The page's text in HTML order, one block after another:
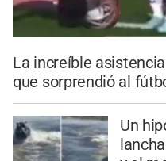
La increíble
que sorprendió al
Un